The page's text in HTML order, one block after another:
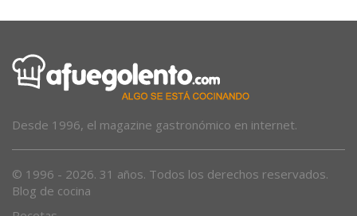
Desde 1996, el magazine gastronómico en internet.
© 1996 - 2026. 31 años. Todos los derechos reservados.
Blog de cocina